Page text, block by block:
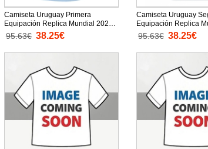
Camiseta Uruguay Primera
Equipación Replica Mundial 2026
mangas cortas
95.63€ 38.25€
Camiseta Uruguay
Equipación Replica
mangas cortas
95.63€ 38.25€